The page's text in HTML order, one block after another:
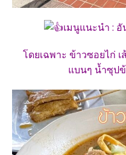
เมนูแนะนำ :
โดยเฉพาะ ข้าวซอยไก่
แบนๆ น้ำซุป